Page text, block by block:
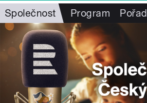
Společnost Program